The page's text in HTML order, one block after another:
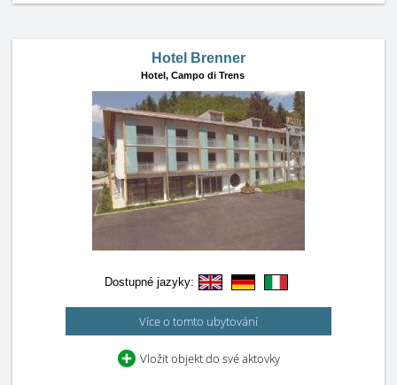
Hotel Brenner
Hotel, Campo di Trens
Dostupné jazyky:
Více o tomto ubytování
Vložit objekt do své aktovky